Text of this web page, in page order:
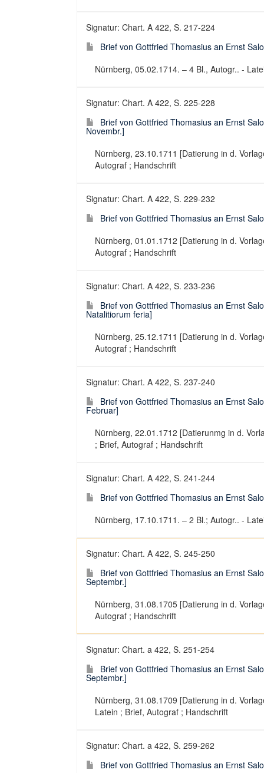
Signatur: Chart. A 422, S. 217-224
Brief von Gottfried Thomasius an Ernst
Nürnberg, 05.02.1714. – 4 Bl., Autogr.. -
Signatur: Chart. A 422, S. 225-228
Brief von Gottfried Thomasius an Ernst
Novembr.]
Nürnberg, 23.10.1711 [Datierung in d.
Autograf ; Handschrift
Signatur: Chart. A 422, S. 229-232
Brief von Gottfried Thomasius an Ernst
Nürnberg, 01.01.1712 [Datierung in d.
Autograf ; Handschrift
Signatur: Chart. A 422, S. 233-236
Brief von Gottfried Thomasius an Ernst
Natalitiorum feria]
Nürnberg, 25.12.1711 [Datierung in d.
Autograf ; Handschrift
Signatur: Chart. A 422, S. 237-240
Brief von Gottfried Thomasius an Ernst
Februar]
Nürnberg, 22.01.1712 [Datierunmg in d.
; Brief, Autograf ; Handschrift
Signatur: Chart. A 422, S. 241-244
Brief von Gottfried Thomasius an Ernst
Nürnberg, 17.10.1711. – 2 Bl.; Autogr.. -
Signatur: Chart. A 422, S. 245-250
Brief von Gottfried Thomasius an Ernst
Septembr.]
Nürnberg, 31.08.1705 [Datierung in d.
Autograf ; Handschrift
Signatur: Chart. a 422, S. 251-254
Brief von Gottfried Thomasius an Ernst
Septembr.]
Nürnberg, 31.08.1709 [Datierung in d.
Latein ; Brief, Autograf ; Handschrift
Signatur: Chart. a 422, S. 259-262
Brief von Gottfried Thomasius an Ernst